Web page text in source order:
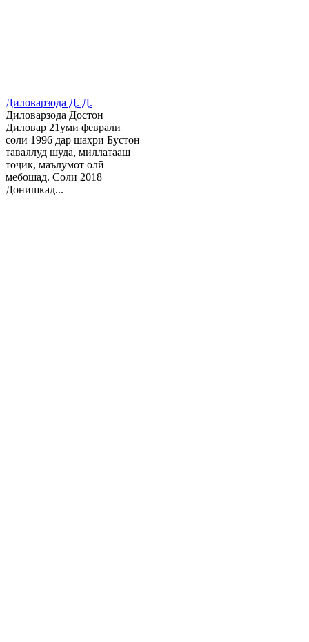
Диловарзода Д. Д.
Диловарзода Достон
Диловар 21уми феврали
соли 1996 дар шаҳри Бӯстон
таваллуд шуда, миллатааш
тоҷик, маълумот олӣ
мебошад. Соли 2018
Донишкад...